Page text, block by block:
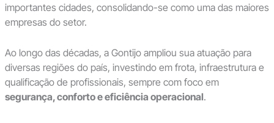
importantes cidades, consolidando-se como uma das maiores
empresas do setor.
Ao longo das décadas, a Gontijo ampliou sua atuação para
diversas regiões do país, investindo em frota, infraestrutura e
qualificação de profissionais, sempre com foco em
segurança, conforto e eficiência operacional.